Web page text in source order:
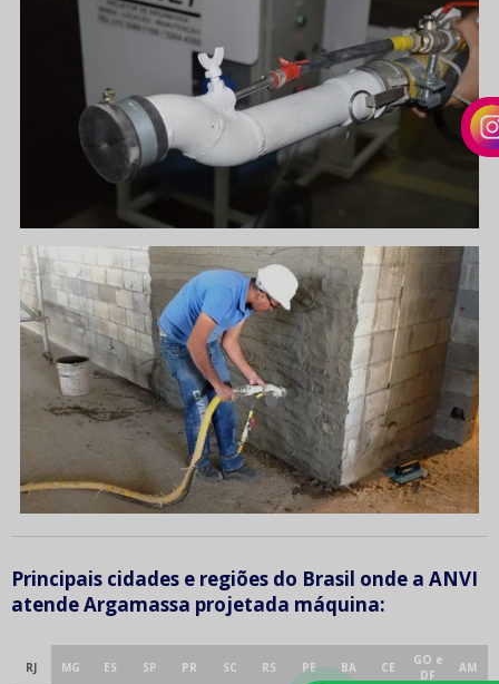
Principais cidades e regiões do Brasil onde a ANVI
atende Argamassa projetada máquina:
RJ MG ES SP PR SC RS PE BA CE
GO e
DF
AM